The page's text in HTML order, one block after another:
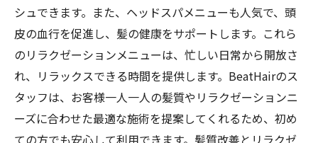
シュできます。また、ヘッドスパメニューも人気で、頭
皮の血行を促進し、髪の健康をサポートします。これら
のリラクゼーションメニューは、忙しい日常から開放さ
れ、リラックスできる時間を提供します。BeatHairのス
タッフは、お客様一人一人の髪質やリラクゼーションニ
ーズに合わせた最適な施術を提案してくれるため、初め
ての方でも安心して利用できます。髪質改善とリラクゼ